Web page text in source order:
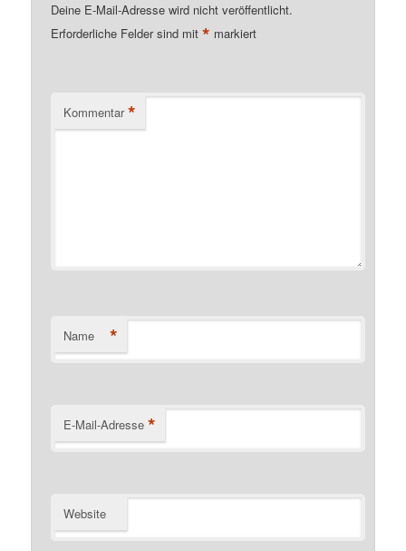
Deine E-Mail-Adresse wird nicht veröffentlicht.
Erforderliche Felder sind mit* markiert
Kommentar *
Name *
E-Mail-Adresse *
Website